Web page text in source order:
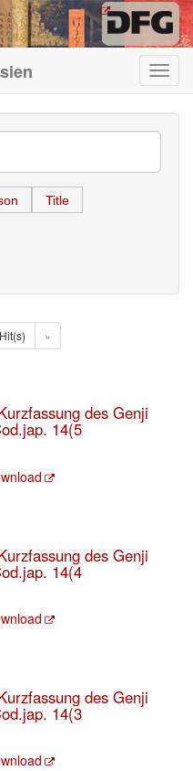
Title
»
des Genji
14(5
des Genji
14(4
des Genji
14(3